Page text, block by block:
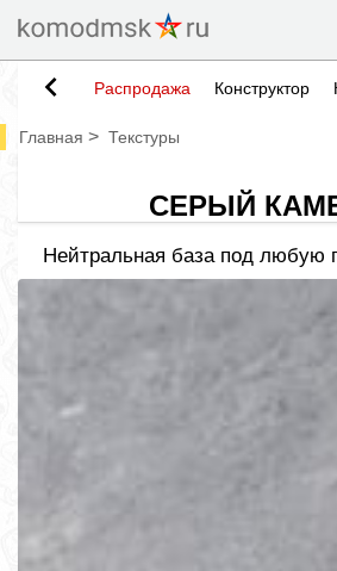
Распродажа Конструктор
Главная > Текстуры
СЕРЫЙ
Нейтральная база под любую